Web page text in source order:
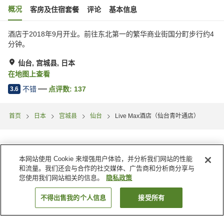
概况 客房及住宿套餐 评论 基本信息
酒店于2018年9月开业。前往东北第一的繁华商业街国分町步行约4
分钟。
仙台, 宫城县, 日本
在地图上查看
3.6 不错 点评数: 137
首页 日本 宫城县 仙台 Live Max酒店（仙台青叶通店）
搜索客房
本网站使用 Cookie 来增强用户体验，并分析我们网站的性能
和流量。我们还会与合作的社交媒体、广告商和分析商分享与
您使用我们网站相关的信息。
隐私政策
不得出售我的个人信息 接受所有